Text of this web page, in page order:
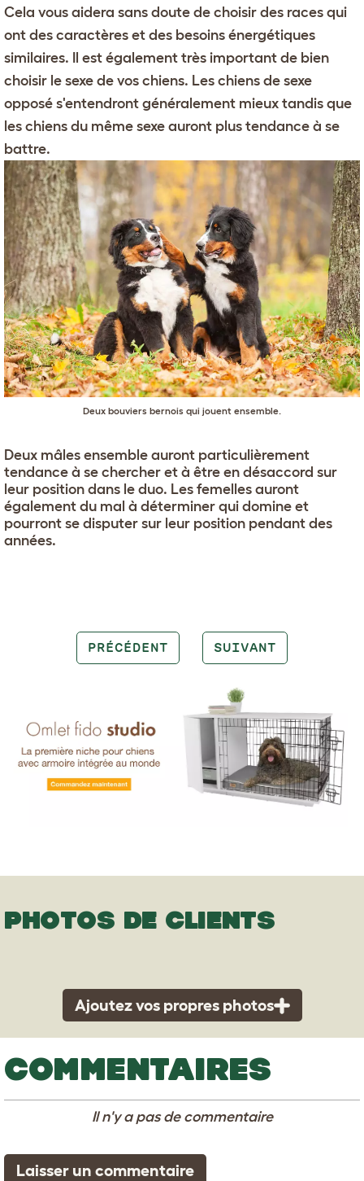
Cela vous aidera sans doute de choisir des races qui
ont des caractères et des besoins énergétiques
similaires. Il est également très important de bien
choisir le sexe de vos chiens. Les chiens de sexe
opposé s'entendront généralement mieux tandis que
les chiens du même sexe auront plus tendance à se
battre.
Deux bouviers bernois qui jouent ensemble.
Deux mâles ensemble auront particulièrement
tendance à se chercher et à être en désaccord sur
leur position dans le duo. Les femelles auront
également du mal à déterminer qui domine et
pourront se disputer sur leur position pendant des
années.
PRÉCÉDENT SUIVANT
PHOTOS DE CLIENTS
Ajoutez vos propres photos
COMMENTAIRES
Il n'y a pas de commentaire
Laisser un commentaire